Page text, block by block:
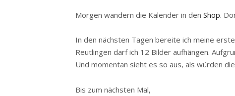
Morgen wandern die Kalender in den Shop.
In den nächsten Tagen bereite ich meine
Reutlingen darf ich 12 Bilder aufhängen.
Und momentan sieht es so aus, als würden
Bis zum nächsten Mal,